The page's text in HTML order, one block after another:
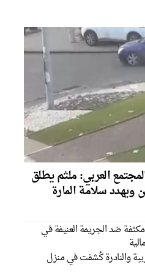
ملثم يطلق
سلامة المارة
الجريمة العنيفة في
كُشفت في منزل